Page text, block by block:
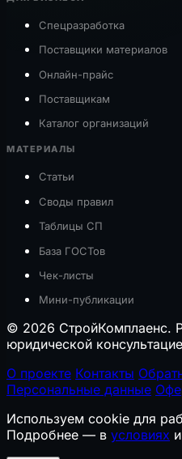
Спецразработка
Поставщики материалов
Онлайн-прайс
Поставщикам
Каталог организаций
МАТЕРИАЛЫ
Статьи
Своды правил
Таблицы СП
База ГОСТов
Чек-листы
Мини-публикации
© 2026 СтройКомплаенс.
юридической
О проекте Контакты
Персональные данные
Используем cookie для
Подробнее — в условиях и